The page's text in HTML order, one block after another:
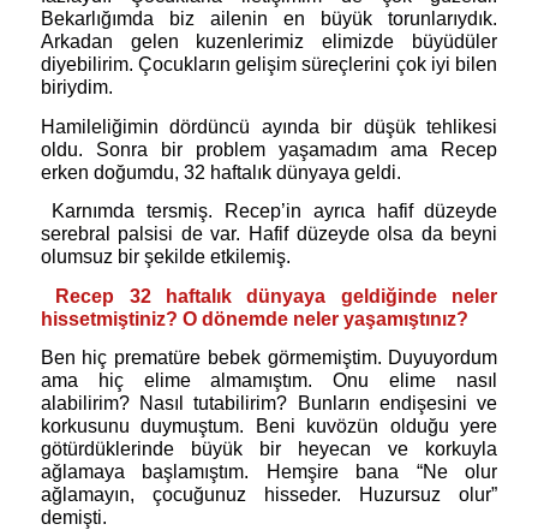
Bekarlığımda biz ailenin en büyük torunlarıydık.
Arkadan gelen kuzenlerimiz elimizde büyüdüler
diyebilirim. Çocukların gelişim süreçlerini çok iyi bilen
biriydim.
Hamileliğimin dördüncü ayında bir düşük tehlikesi
oldu. Sonra bir problem yaşamadım ama Recep
erken doğumdu, 32 haftalık dünyaya geldi.
Karnımda tersmiş. Recep’in ayrıca hafif düzeyde
serebral palsisi de var. Hafif düzeyde olsa da beyni
olumsuz bir şekilde etkilemiş.
Recep 32 haftalık dünyaya geldiğinde neler
hissetmiştiniz? O dönemde neler yaşamıştınız?
Ben hiç prematüre bebek görmemiştim. Duyuyordum
ama hiç elime almamıştım. Onu elime nasıl
alabilirim? Nasıl tutabilirim? Bunların endişesini ve
korkusunu duymuştum. Beni kuvözün olduğu yere
götürdüklerinde büyük bir heyecan ve korkuyla
ağlamaya başlamıştım. Hemşire bana “Ne olur
ağlamayın, çocuğunuz hisseder. Huzursuz olur”
demişti.